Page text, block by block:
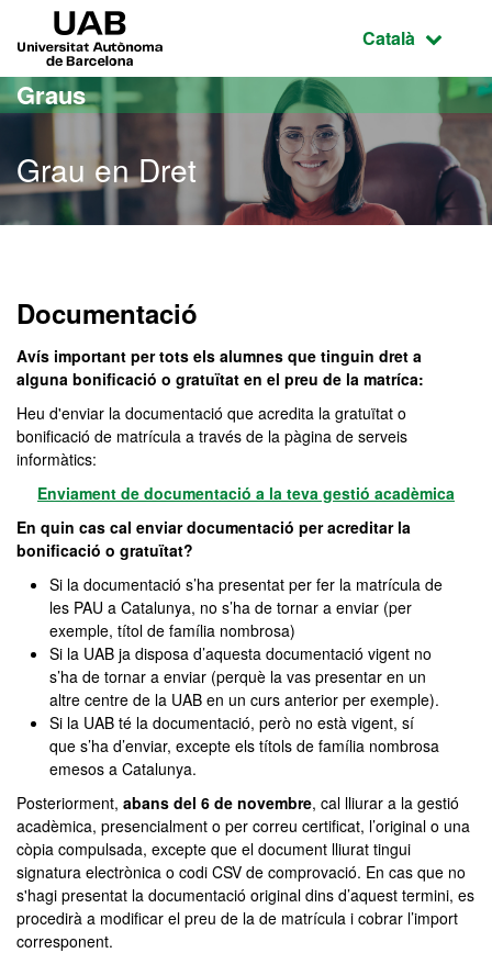
Ves al contingut principal
Ves a la navegació de la pàgina
Idioma
Català
Graus
Grau en Dret
Documentació
Avís important per tots els alumnes que tinguin dret a
alguna bonificació o gratuïtat en el preu de la matríca:
Heu d'enviar la documentació que acredita la gratuïtat o
bonificació de matrícula a través de la pàgina de serveis
informàtics:
Enviament de documentació a la teva gestió acadèmica
En quin cas cal enviar documentació per acreditar la
bonificació o gratuïtat?
Si la documentació s’ha presentat per fer la matrícula de
les PAU a Catalunya, no s’ha de tornar a enviar (per
exemple, títol de família nombrosa)
Si la UAB ja disposa d’aquesta documentació vigent no
s’ha de tornar a enviar (perquè la vas presentar en un
altre centre de la UAB en un curs anterior per exemple).
Si la UAB té la documentació, però no està vigent, sí
que s’ha d’enviar, excepte els títols de família nombrosa
emesos a Catalunya.
Posteriorment, abans del 6 de novembre, cal lliurar a la gestió
acadèmica, presencialment o per correu certificat, l’original o una
còpia compulsada, excepte que el document lliurat tingui
signatura electrònica o codi CSV de comprovació. En cas que no
s'hagi presentat la documentació original dins d’aquest termini, es
procedirà a modificar el preu de la de matrícula i cobrar l’import
corresponent.